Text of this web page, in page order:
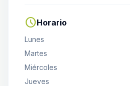
scheduleHorario
Lunes
Martes
Miércoles
Jueves